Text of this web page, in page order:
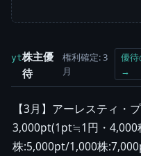
yt株主優
待
権利確定: 3
月
優
→
【3月】アーレスティ・
3,000pt(1pt≒1円・4,000
株:5,000pt/1,000株